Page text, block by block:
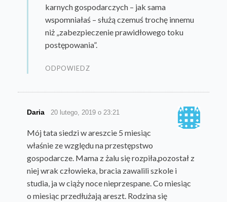
karnych gospodarczych – jak sama
wspomniałaś – służą czemuś trochę innemu
niż „zabezpieczenie prawidłowego toku
postępowania”.
ODPOWIEDZ
Daria 20 lutego, 2019 o 23:21
Mój tata siedzi w areszcie 5 miesiąc
właśnie ze względu na przestępstwo
gospodarcze. Mama z żalu się rozpiła,pozostał z
niej wrak człowieka, bracia zawalili szkole i
studia, ja w ciąży noce nieprzespane. Co miesiąc
o miesiąc przedłużają areszt. Rodzina się